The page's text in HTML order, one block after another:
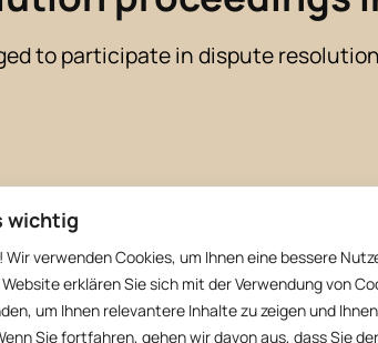
wichtig
verwenden Cookies, um Ihnen eine bessere
erklären Sie sich mit der Verwendung von
um Ihnen relevantere Inhalte zu zeigen und
Sie fortfahren, gehen wir davon aus, dass Sie
to participate in dispute